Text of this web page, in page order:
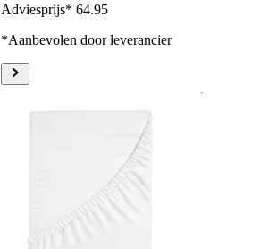
Adviesprijs* 64.95
*Aanbevolen door leverancier